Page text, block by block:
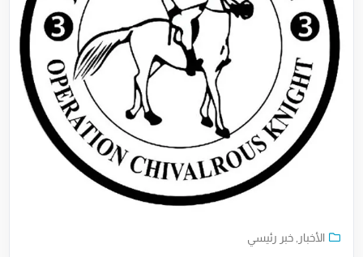
الأخبار ,خبر رئيسي